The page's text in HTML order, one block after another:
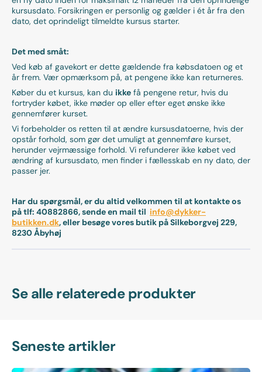
kursusdato. Forsikringen er personlig og gælder i ét år fra den
dato, det oprindeligt tilmeldte kursus starter.
Det med småt:
Ved køb af gavekort er dette gældende fra købsdatoen og et
år frem. Vær opmærksom på, at pengene ikke kan returneres.
Køber du et kursus, kan du ikke få pengene retur, hvis du
fortryder købet, ikke møder op eller efter eget ønske ikke
gennemfører kurset.
Vi forbeholder os retten til at ændre kursusdatoerne, hvis der
opstår forhold, som gør det umuligt at gennemføre kurset,
herunder vejrmæssige forhold. Vi refunderer ikke købet ved
ændring af kursusdato, men finder i fællesskab en ny dato, der
passer jer.
Har du spørgsmål, er du altid velkommen til at kontakte os
på tlf: 40882866, sende en mail til info@dykker-
butikken.dk, eller besøge vores butik på Silkeborgvej 229,
8230 Åbyhøj
Se alle relaterede produkter
Seneste artikler